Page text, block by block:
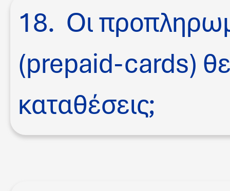
18. Οι
(prepaid-cards)
καταθέσεις;